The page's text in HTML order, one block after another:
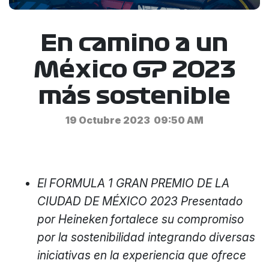
En camino a un
México GP 2023
más sostenible
19 Octubre 2023 09:50 AM
El FORMULA 1 GRAN PREMIO DE LA
CIUDAD DE MÉXICO 2023 Presentado
por Heineken fortalece su compromiso
por la sostenibilidad integrando diversas
iniciativas en la experiencia que ofrece